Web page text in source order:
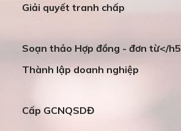
Giải quyết tranh chấp
Soạn thảo Hợp đồng - đơn từ</h5
Thành lập doanh nghiệp
Cấp GCNQSDĐ